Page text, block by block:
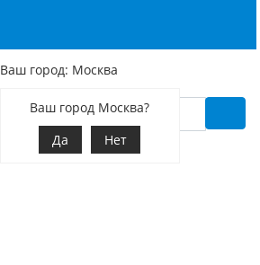
Ваш город: Москва
Ваш город Москва?
Да
Нет